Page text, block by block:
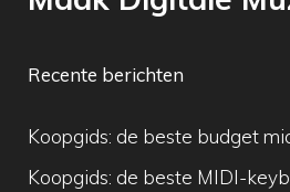
Recente berichten
Koopgids: de beste budget
Koopgids: de beste MIDI-